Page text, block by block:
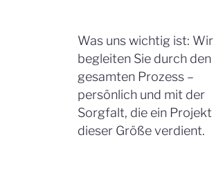
Was uns wichtig ist: Wir
begleiten Sie durch den
gesamten Prozess –
persönlich und mit der
Sorgfalt, die ein Projekt
dieser Größe verdient.